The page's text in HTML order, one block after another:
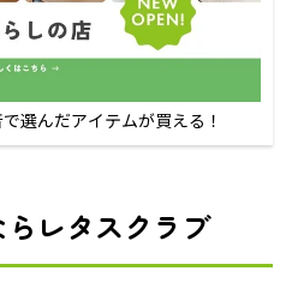
選んだアイテムが買える！
レタスクラブ